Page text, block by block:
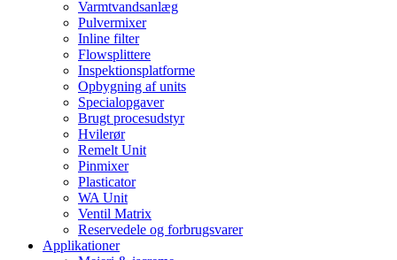
Varmtvandsanlæg
Pulvermixer
Inline filter
Flowsplittere
Inspektionsplatforme
Opbygning af units
Specialopgaver
Brugt procesudstyr
Hvilerør
Remelt Unit
Pinmixer
Plasticator
WA Unit
Ventil Matrix
Reservedele og forbrugsvarer
Applikationer